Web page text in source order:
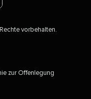
vorbehalten.​​
zur Offenlegung​​